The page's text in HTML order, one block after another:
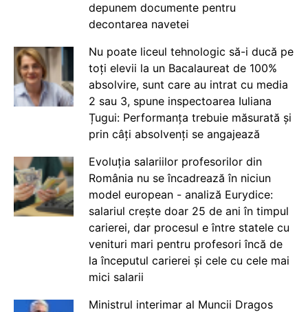
depunem documente pentru
decontarea navetei
Nu poate liceul tehnologic să-i ducă pe
toți elevii la un Bacalaureat de 100%
absolvire, sunt care au intrat cu media
2 sau 3, spune inspectoarea Iuliana
Țugui: Performanța trebuie măsurată și
prin câți absolvenți se angajează
Evoluția salariilor profesorilor din
România nu se încadrează în niciun
model european - analiză Eurydice:
salariul crește doar 25 de ani în timpul
carierei, dar procesul e între statele cu
venituri mari pentru profesori încă de
la începutul carierei și cele cu cele mai
mici salarii
Ministrul interimar al Muncii Dragos